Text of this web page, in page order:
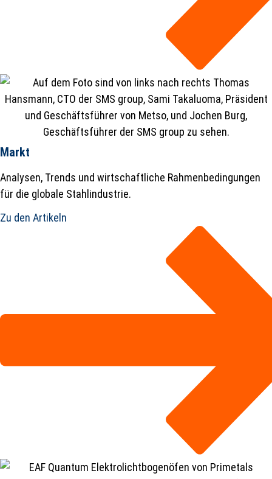
Markt
Analysen, Trends und wirtschaftliche Rahmenbedingungen
für die globale Stahlindustrie.
Zu den Artikeln